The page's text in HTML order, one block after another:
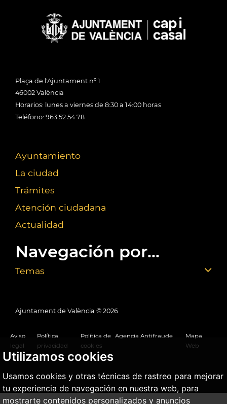
Utilizamos cookies
Usamos cookies y otras técnicas de rastreo para mejorar
tu experiencia de navegación en nuestra web, para
mostrarte contenidos personalizados y anuncios
Plaça de l'Ajuntament nº 1
46002 València
Horarios: lunes a viernes de 8:30 a 14:00 horas
Teléfono: 963 52 54 78
Ayuntamiento
La ciudad
Trámites
Atención ciudadana
Actualidad
Navegación por...
Temas
Ajuntament de València © 2026
Aviso
legal
Política
privacidad
Política de
cookies
Agencia Antifraude
Mapa
Web